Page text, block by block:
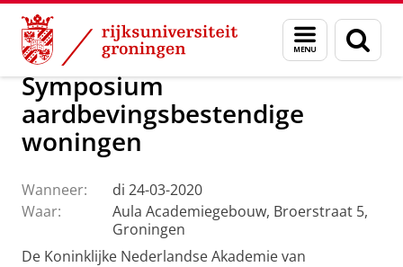
Skip
Content
Skip
Navigation
Menu
en
zoeken
Over ons Actueel Evenementen
Symposium
aardbevingsbestendige
woningen
Wanneer:
di 24-03-2020
Waar:
Aula Academiegebouw, Broerstraat 5,
Groningen
De Koninklijke Nederlandse Akademie van